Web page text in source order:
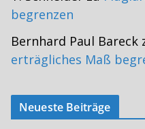
begrenzen
Bernhard Paul Bareck
erträgliches Maß
Neueste Beiträge